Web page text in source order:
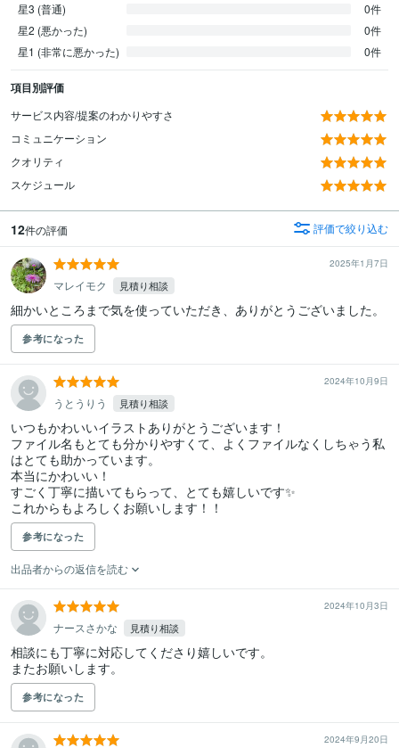
星3 (普通)
0件
星2 (悪かった)
0件
星1 (非常に悪かった)
0件
項目別評価
サービス内容/提案のわかりやすさ
コミュニケーション
クオリティ
スケジュール
12件の評価 評価で絞り込む
2025年1月7日
マレイモク 見積り相談
細かいところまで気を使っていただき、ありがとうございました。
参考になった
2024年10月9日
うとうりう 見積り相談
いつもかわいいイラストありがとうございます！
ファイル名もとても分かりやすくて、よくファイルなくしちゃう私
はとても助かっています。
本当にかわいい！
すごく丁寧に描いてもらって、とても嬉しいです✨
これからもよろしくお願いします！！
参考になった
出品者からの返信を読む
2024年10月3日
ナースさかな 見積り相談
相談にも丁寧に対応してくださり嬉しいです。
またお願いします。
参考になった
2024年9月20日